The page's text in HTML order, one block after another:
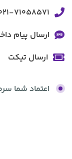
71058571
ارسال پیام
ارسال تیکت
اعتماد شما